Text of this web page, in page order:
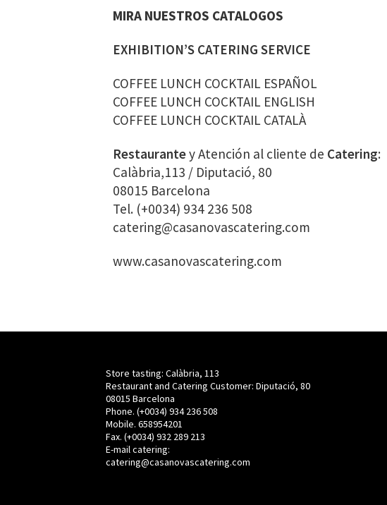
MIRA NUESTROS CATALOGOS
EXHIBITION’S CATERING SERVICE
COFFEE LUNCH COCKTAIL ESPAÑOL
COFFEE LUNCH COCKTAIL ENGLISH
COFFEE LUNCH COCKTAIL CATALÀ
Restaurantey Atención al cliente de Catering:
Calàbria,113 / Diputació, 80
08015 Barcelona
Tel. (+0034) 934 236 508
catering@casanovascatering.com
www.casanovascatering.com
Store tasting: Calàbria, 113
Restaurant and Catering Customer: Diputació, 80
08015 Barcelona
Phone. (+0034) 934 236 508
Mobile. 658954201
Fax. (+0034) 932 289 213
E-mail catering:
catering@casanovascatering.com